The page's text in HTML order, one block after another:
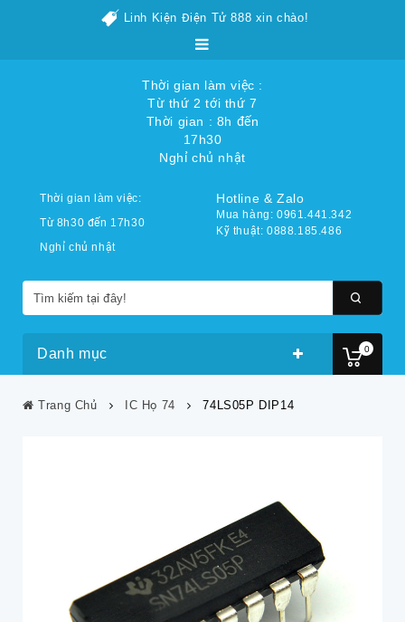
Linh Kiện Điện Tử 888 xin chào!
Thời gian làm việc :
Từ thứ 2 tới thứ 7
Thời gian : 8h đến
17h30
Nghỉ chủ nhật
0
Thời gian làm việc:
Từ 8h30 đến 17h30
Nghỉ chủ nhật
Hotline & Zalo
Mua hàng: 0961.441.342
Kỹ thuật: 0888.185.486
Danh mục
Trang Chủ IC Họ 74 74LS05P DIP14